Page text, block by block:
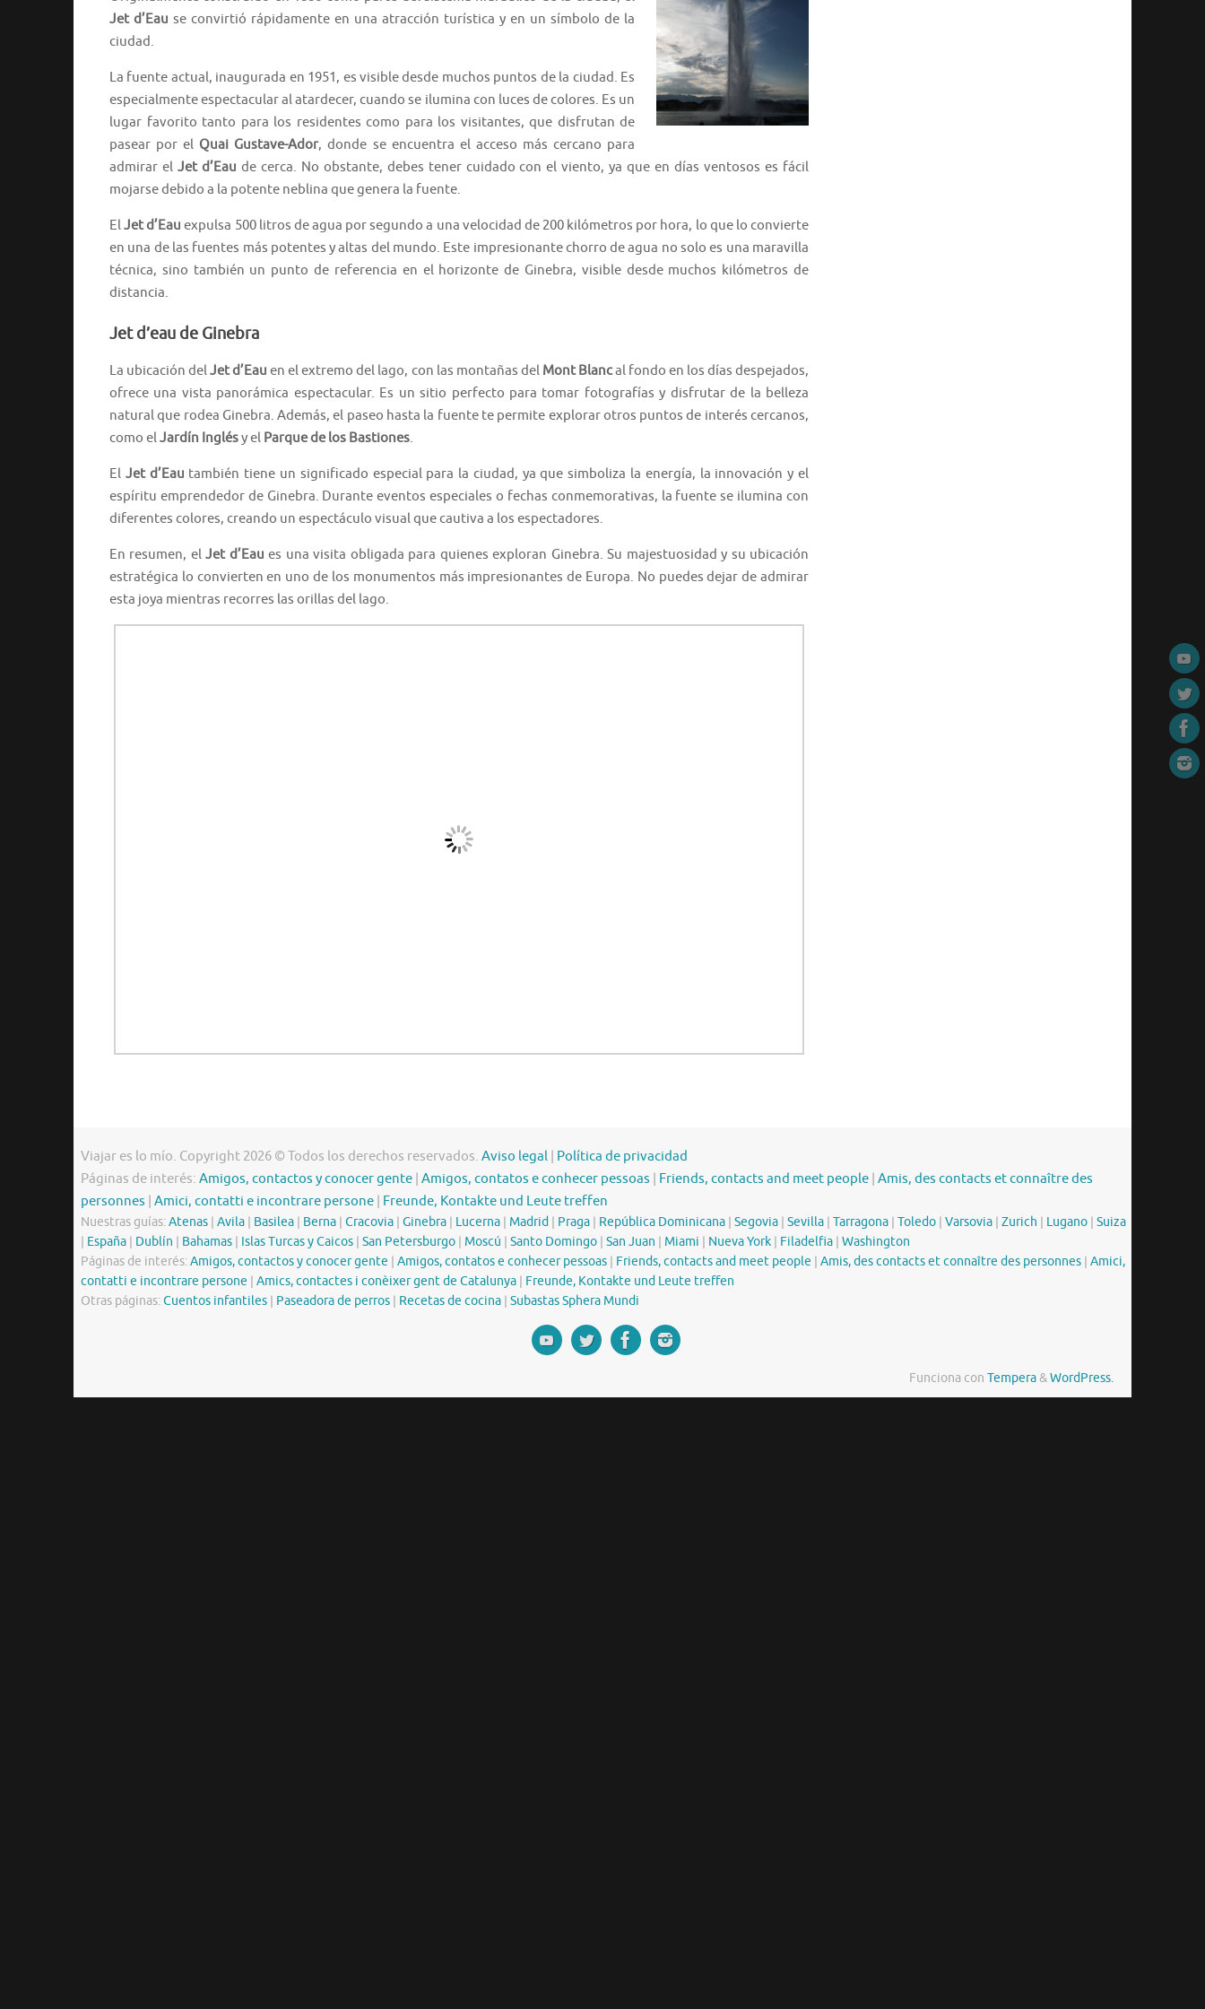
Jet d’Eau se convirtió rápidamente en una atracción turística y en un símbolo de la
ciudad.
La fuente actual, inaugurada en 1951, es visible desde muchos puntos de la ciudad. Es
especialmente espectacular al atardecer, cuando se ilumina con luces de colores. Es un
lugar favorito tanto para los residentes como para los visitantes, que disfrutan de
pasear por el Quai Gustave-Ador, donde se encuentra el acceso más cercano para
admirar el Jet d’Eau de cerca. No obstante, debes tener cuidado con el viento, ya que en días ventosos es fácil
mojarse debido a la potente neblina que genera la fuente.
ElJet d’Eau expulsa 500 litros de agua por segundo a una velocidad de 200 kilómetros por hora, lo que lo convierte
en una de las fuentes más potentes y altas del mundo. Este impresionante chorro de agua no solo es una maravilla
técnica, sino también un punto de referencia en el horizonte de Ginebra, visible desde muchos kilómetros de
distancia.
Jet d’eau de Ginebra
La ubicación delJet d’Eau en el extremo del lago, con las montañas del Mont Blancal fondo en los días despejados,
ofrece una vista panorámica espectacular. Es un sitio perfecto para tomar fotografías y disfrutar de la belleza
natural que rodea Ginebra. Además, el paseo hasta la fuente te permite explorar otros puntos de interés cercanos,
como elJardín Inglésy el Parque de los Bastiones.
El Jet d’Eau también tiene un significado especial para la ciudad, ya que simboliza la energía, la innovación y el
espíritu emprendedor de Ginebra. Durante eventos especiales o fechas conmemorativas, la fuente se ilumina con
diferentes colores, creando un espectáculo visual que cautiva a los espectadores.
En resumen, elJet d’Eau es una visita obligada para quienes exploran Ginebra. Su majestuosidad y su ubicación
estratégica lo convierten en uno de los monumentos más impresionantes de Europa. No puedes dejar de admirar
esta joya mientras recorres las orillas del lago.
Viajar es lo mío. Copyright 2026 © Todos los derechos reservados. Aviso legal Política de privacidad
Páginas de interés: Amigos, contactos y conocer gente Amigos, contatos e conhecer pessoas Friends, contacts and meet people Amis, des contacts et connaître des
personnes Amici, contatti e incontrare persone Freunde, Kontakte und Leute treffen
Nuestras guías:Atenas Avila Basilea Berna Cracovia Ginebra Lucerna Madrid Praga República Dominicana Segovia Sevilla Tarragona Toledo Varsovia Zurich Lugano Suiza
España Dublín Bahamas Islas Turcas y Caicos San Petersburgo Moscú Santo Domingo San Juan Miami Nueva York Filadelfia Washington
Páginas de interés:Amigos, contactos y conocer gente Amigos, contatos e conhecer pessoas Friends, contacts and meet people Amis, des contacts et connaître des personnes Amici,
contatti e incontrare persone
Amics, contactes i conèixer gent de Catalunya
Freunde, Kontakte und Leute treffen
Otras páginas:Cuentos infantiles Paseadora de perros Recetas de cocina Subastas Sphera Mundi
Funciona con Tempera&WordPress.